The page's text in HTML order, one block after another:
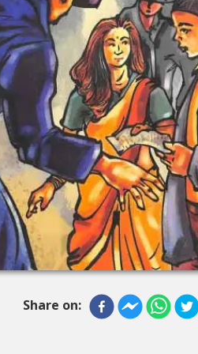
Share on: